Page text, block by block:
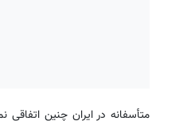
متأسفانه در ایران چنین اتفاقی